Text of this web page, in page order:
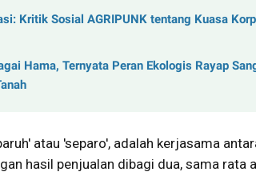
Kritik Sosial AGRIPUNK tentang Kuasa
Hama, Ternyata Peran Ekologis Rayap
atau 'separo', adalah kerjasama
hasil penjualan dibagi dua, sama rata